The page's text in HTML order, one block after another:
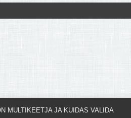
MULTIKEETJA JA KUIDAS VALIDA